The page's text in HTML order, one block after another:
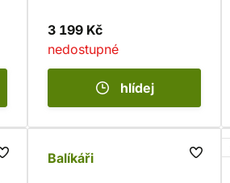
3 199 Kč
nedostupné
hlídej
Balíkáři